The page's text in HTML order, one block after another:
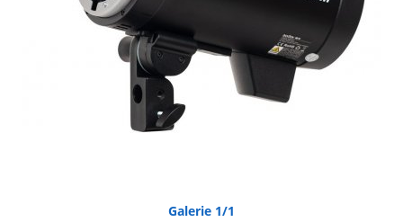
Galerie 1/1